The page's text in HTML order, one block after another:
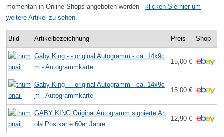
momentan in Online Shops angeboten werden - klicken Sie hier um
weitere Artikel zu sehen
Bild Artikelbezeichnung Preis Shop
Gaby King - - original Autogramm - ca. 14x9c
m - Autogrammkarte
15,00 €
Gaby King - - original Autogramm - ca. 14x9c
m - Autogrammkarte
15,00 €
GABY KING Original Autogramm signierte Ari
ola Postkarte 60er Jahre
12,90 €